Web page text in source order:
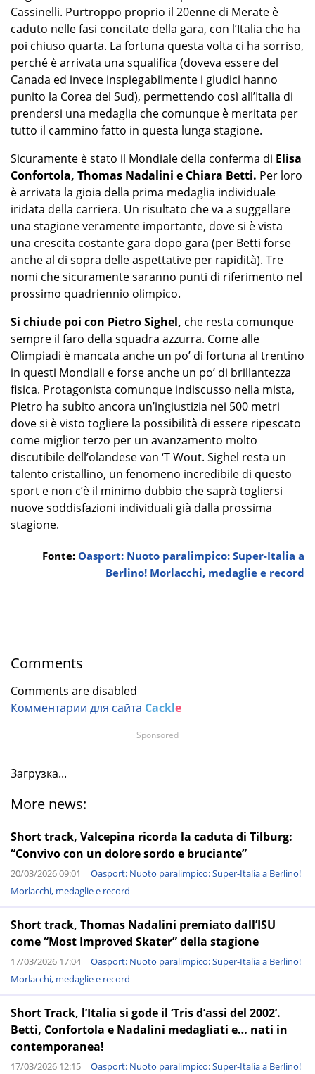
Cassinelli. Purtroppo proprio il 20enne di Merate è
caduto nelle fasi concitate della gara, con l’Italia che ha
poi chiuso quarta. La fortuna questa volta ci ha sorriso,
perché è arrivata una squalifica (doveva essere del
Canada ed invece inspiegabilmente i giudici hanno
punito la Corea del Sud), permettendo così all’Italia di
prendersi una medaglia che comunque è meritata per
tutto il cammino fatto in questa lunga stagione.
Sicuramente è stato il Mondiale della conferma di Elisa
Confortola, Thomas Nadalini e Chiara Betti. Per loro
è arrivata la gioia della prima medaglia individuale
iridata della carriera. Un risultato che va a suggellare
una stagione veramente importante, dove si è vista
una crescita costante gara dopo gara (per Betti forse
anche al di sopra delle aspettative per rapidità). Tre
nomi che sicuramente saranno punti di riferimento nel
prossimo quadriennio olimpico.
Si chiude poi con Pietro Sighel, che resta comunque
sempre il faro della squadra azzurra. Come alle
Olimpiadi è mancata anche un po’ di fortuna al trentino
in questi Mondiali e forse anche un po’ di brillantezza
fisica. Protagonista comunque indiscusso nella mista,
Pietro ha subito ancora un’ingiustizia nei 500 metri
dove si è visto togliere la possibilità di essere ripescato
come miglior terzo per un avanzamento molto
discutibile dell’olandese van ‘T Wout. Sighel resta un
talento cristallino, un fenomeno incredibile di questo
sport e non c’è il minimo dubbio che saprà togliersi
nuove soddisfazioni individuali già dalla prossima
stagione.
Fonte: Oasport: Nuoto paralimpico: Super-Italia a
Berlino! Morlacchi, medaglie e record
Comments
Comments are disabled
Комментарии для сайта Cackle
Загрузка...
More news:
Short track, Valcepina ricorda la caduta di Tilburg:
“Convivo con un dolore sordo e bruciante”
20/03/2026 09:01
Oasport: Nuoto paralimpico: Super-Italia a Berlino!
Morlacchi, medaglie e record
Short track, Thomas Nadalini premiato dall’ISU
come “Most Improved Skater” della stagione
17/03/2026 17:04
Oasport: Nuoto paralimpico: Super-Italia a Berlino!
Morlacchi, medaglie e record
Short Track, l’Italia si gode il ‘Tris d’assi del 2002’.
Betti, Confortola e Nadalini medagliati e… nati in
contemporanea!
17/03/2026 12:15 Oasport: Nuoto paralimpico: Super-Italia a Berlino!
Sponsored